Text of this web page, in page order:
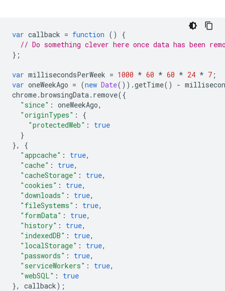
var callback = function ()
{
// Do something clever here once data has been
};
var millisecondsPerWeek = 1000 * 60 * 60 * 24 * 7 ;
var oneWeekAgo = (new Date()).getTime() -
chrome.browsingData. remove({
"since" : oneWeekAgo,
"originTypes" :
{
"protectedWeb" :
true
}
},
{
"appcache" : true,
"cache" : true,
"cacheStorage" : true,
"cookies" : true,
"downloads" : true,
"fileSystems" : true,
"formData" : true,
"history" : true,
"indexedDB" : true,
"localStorage" : true,
"passwords" : true,
"serviceWorkers" : true,
"webSQL" :
true
},
callback);